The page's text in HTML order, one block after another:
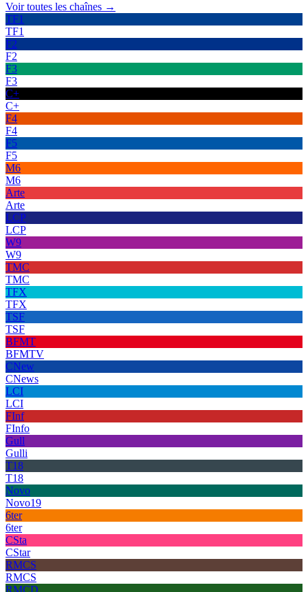
Voir toutes les chaînes →
TF1
TF1
F2
F2
F3
F3
C+
C+
F4
F4
F5
F5
M6
M6
Arte
Arte
LCP
LCP
W9
W9
TMC
TMC
TFX
TFX
TSF
TSF
BFMT
BFMTV
CNew
CNews
LCI
LCI
FInf
FInfo
Gull
Gulli
T18
T18
Novo
Novo19
6ter
6ter
CSta
CStar
RMCS
RMCS